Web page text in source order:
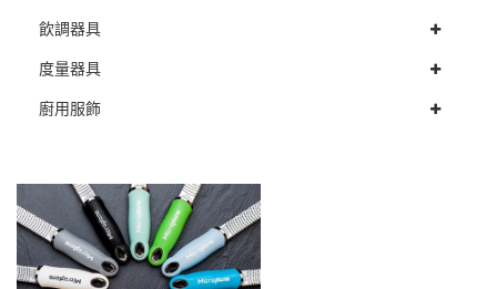
飲調器具
度量器具
廚用服飾